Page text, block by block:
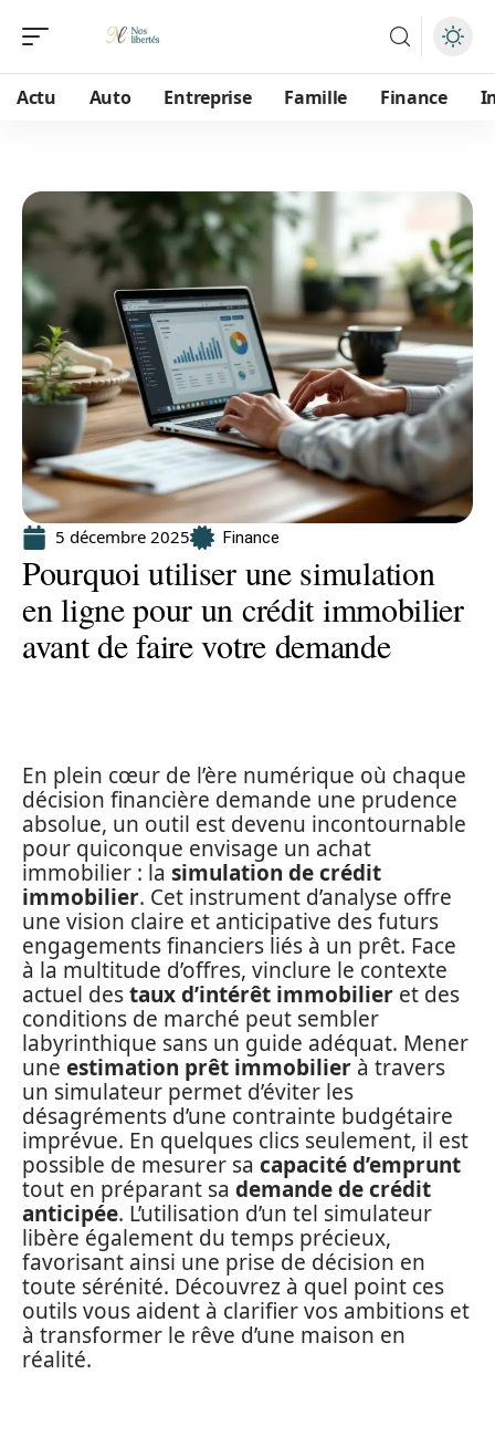
Actu Auto Entreprise Famille Finance
5 décembre 2025 Finance
Pourquoi utiliser une simulation
en ligne pour un crédit immobilier
avant de faire votre demande
En plein cœur de l’ère numérique où chaque
décision financière demande une prudence
absolue, un outil est devenu incontournable
pour quiconque envisage un achat
immobilier : la simulation de crédit
immobilier. Cet instrument d’analyse offre
une vision claire et anticipative des futurs
engagements financiers liés à un prêt. Face
à la multitude d’offres, vinclure le contexte
actuel destaux d’intérêt immobilier et des
conditions de marché peut sembler
labyrinthique sans un guide adéquat. Mener
une estimation prêt immobilier à travers
un simulateur permet d’éviter les
désagréments d’une contrainte budgétaire
imprévue. En quelques clics seulement, il est
possible de mesurer sa capacité d’emprunt
tout en préparant sa demande de crédit
anticipée. L’utilisation d’un tel simulateur
libère également du temps précieux,
favorisant ainsi une prise de décision en
toute sérénité. Découvrez à quel point ces
outils vous aident à clarifier vos ambitions et
à transformer le rêve d’une maison en
réalité.